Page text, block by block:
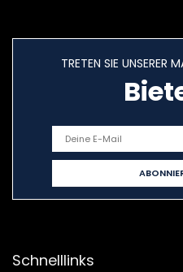
TRETEN SIE UNSERER
Schnelllinks